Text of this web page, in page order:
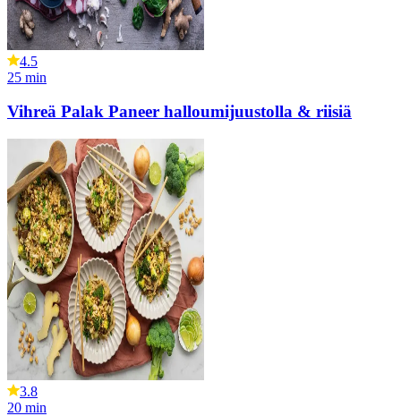
4.5
25 min
Vihreä Palak Paneer halloumijuustolla & riisiä
3.8
20 min